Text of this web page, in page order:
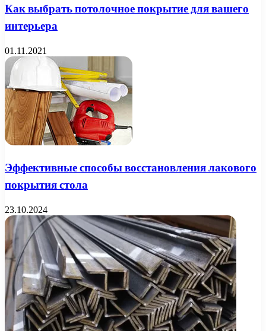
Как выбрать потолочное покрытие для вашего
интерьера
01.11.2021
Эффективные способы восстановления лакового
покрытия стола
23.10.2024